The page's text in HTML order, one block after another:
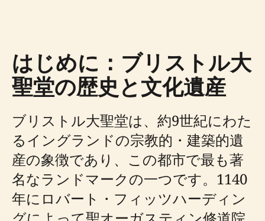
はじめに：ブリストル大
聖堂の歴史と文化遺産
ブリストル大聖堂は、約9世紀にわた
るイングランドの宗教的・建築的遺
産の象徴であり、この都市で最も著
名なランドマークの一つです。1140
年にロバート・フィッツハーディン